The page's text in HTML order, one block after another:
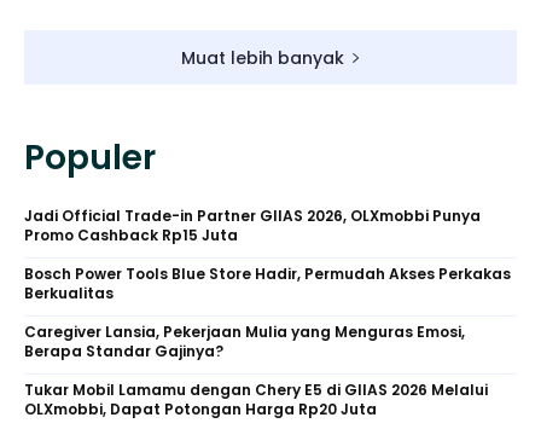
Muat lebih banyak
Populer
Jadi Official Trade-in Partner GIIAS 2026, OLXmobbi Punya
Promo Cashback Rp15 Juta
Bosch Power Tools Blue Store Hadir, Permudah Akses Perkakas
Berkualitas
Caregiver Lansia, Pekerjaan Mulia yang Menguras Emosi,
Berapa Standar Gajinya?
Tukar Mobil Lamamu dengan Chery E5 di GIIAS 2026 Melalui
OLXmobbi, Dapat Potongan Harga Rp20 Juta